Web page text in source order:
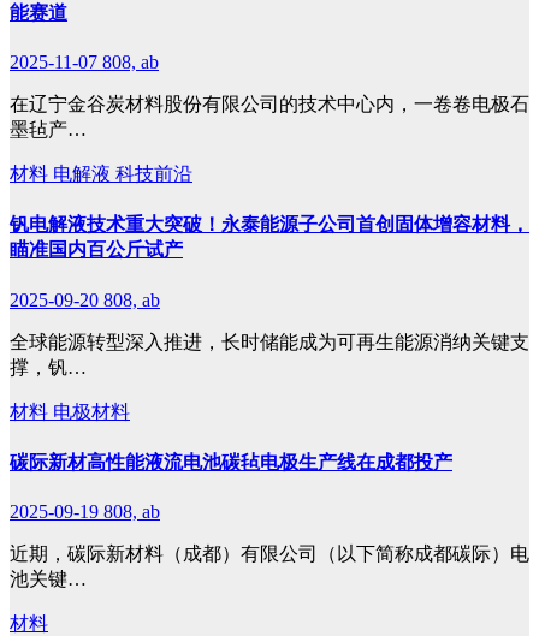
能赛道
2025-11-07 808, ab
在辽宁金谷炭材料股份有限公司的技术中心内，一卷卷电极石
墨毡产…
材料 电解液 科技前沿
钒电解液技术重大突破！永泰能源子公司首创固体增容材料，
瞄准国内百公斤试产
2025-09-20 808, ab
全球能源转型深入推进，长时储能成为可再生能源消纳关键支
撑，钒…
材料 电极材料
碳际新材高性能液流电池碳毡电极生产线在成都投产
2025-09-19 808, ab
近期，碳际新材料（成都）有限公司（以下简称成都碳际）电
池关键…
材料